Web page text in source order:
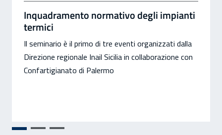
Inquadramento normativo degli impianti
termici
Il seminario è il primo di tre eventi organizzati dalla
Direzione regionale Inail Sicilia in collaborazione con
Confartigianato di Palermo